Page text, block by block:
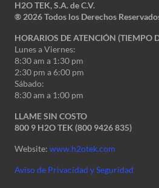
H2O TEK, S.A. de C.V.
® 2026 Todos los Derechos
HORARIOS DE ATENCIÓN (TIEMPO
Lunes a Viernes:
8:30 am a 1:30 pm
2:30 pm a 6:00 pm
Sábado:
8:30 am a 1:00 pm
LLAME SIN COSTO
800 9 H2O TEK (800 9426 835)
Website: www.h2otek.com
Aviso de Privacidad y Seguridad